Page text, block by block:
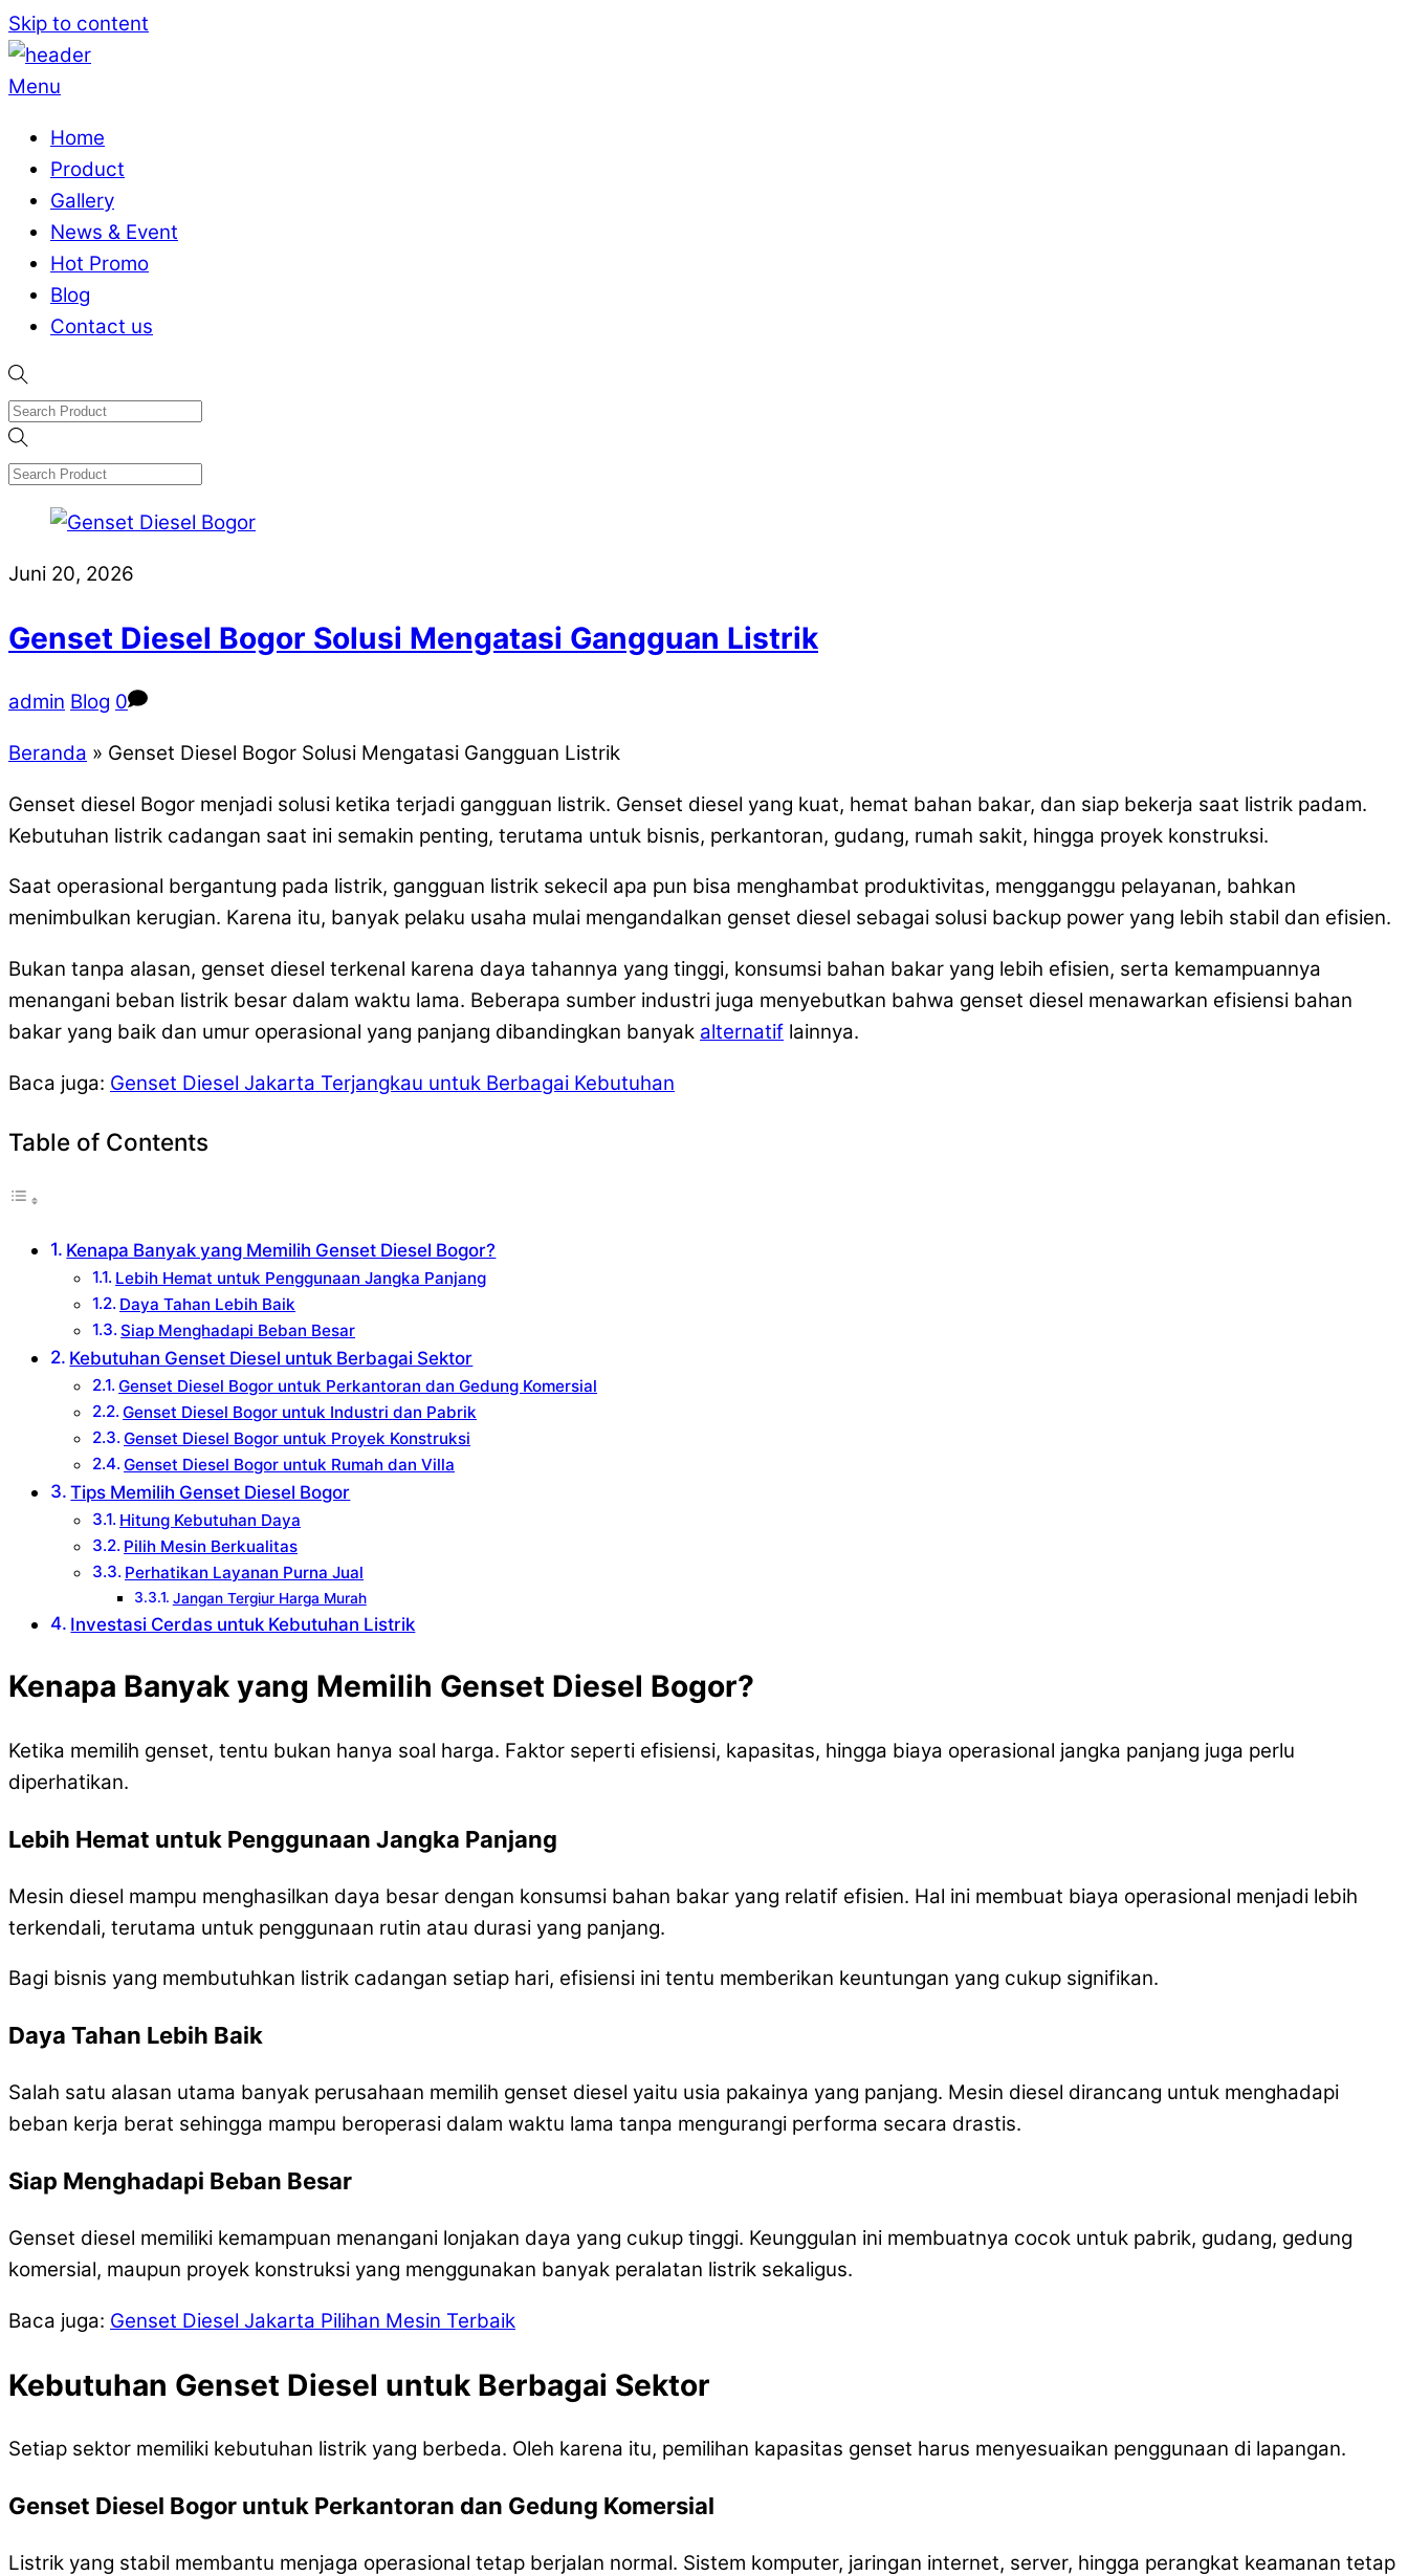
Skip to content
Menu
Home
Product
Gallery
News & Event
Hot Promo
Blog
Contact us
Juni 20, 2026
Genset Diesel Bogor Solusi Mengatasi Gangguan Listrik
admin Blog 0
Beranda » Genset Diesel Bogor Solusi Mengatasi Gangguan Listrik
Genset diesel Bogor menjadi solusi ketika terjadi gangguan listrik. Genset diesel yang kuat, hemat bahan bakar, dan siap bekerja saat listrik padam.
Kebutuhan listrik cadangan saat ini semakin penting, terutama untuk bisnis, perkantoran, gudang, rumah sakit, hingga proyek konstruksi.
Saat operasional bergantung pada listrik, gangguan listrik sekecil apa pun bisa menghambat produktivitas, mengganggu pelayanan, bahkan
menimbulkan kerugian. Karena itu, banyak pelaku usaha mulai mengandalkan genset diesel sebagai solusi backup power yang lebih stabil dan efisien.
Bukan tanpa alasan, genset diesel terkenal karena daya tahannya yang tinggi, konsumsi bahan bakar yang lebih efisien, serta kemampuannya
menangani beban listrik besar dalam waktu lama. Beberapa sumber industri juga menyebutkan bahwa genset diesel menawarkan efisiensi bahan
bakar yang baik dan umur operasional yang panjang dibandingkan banyak alternatif lainnya.
Baca juga: Genset Diesel Jakarta Terjangkau untuk Berbagai Kebutuhan
Table of Contents
Kenapa Banyak yang Memilih Genset Diesel Bogor?
Lebih Hemat untuk Penggunaan Jangka Panjang
Daya Tahan Lebih Baik
Siap Menghadapi Beban Besar
Kebutuhan Genset Diesel untuk Berbagai Sektor
Genset Diesel Bogor untuk Perkantoran dan Gedung Komersial
Genset Diesel Bogor untuk Industri dan Pabrik
Genset Diesel Bogor untuk Proyek Konstruksi
Genset Diesel Bogor untuk Rumah dan Villa
Tips Memilih Genset Diesel Bogor
Hitung Kebutuhan Daya
Pilih Mesin Berkualitas
Perhatikan Layanan Purna Jual
Jangan Tergiur Harga Murah
Investasi Cerdas untuk Kebutuhan Listrik
Kenapa Banyak yang Memilih Genset Diesel Bogor?
Ketika memilih genset, tentu bukan hanya soal harga. Faktor seperti efisiensi, kapasitas, hingga biaya operasional jangka panjang juga perlu
diperhatikan.
Lebih Hemat untuk Penggunaan Jangka Panjang
Mesin diesel mampu menghasilkan daya besar dengan konsumsi bahan bakar yang relatif efisien. Hal ini membuat biaya operasional menjadi lebih
terkendali, terutama untuk penggunaan rutin atau durasi yang panjang.
Bagi bisnis yang membutuhkan listrik cadangan setiap hari, efisiensi ini tentu memberikan keuntungan yang cukup signifikan.
Daya Tahan Lebih Baik
Salah satu alasan utama banyak perusahaan memilih genset diesel yaitu usia pakainya yang panjang. Mesin diesel dirancang untuk menghadapi
beban kerja berat sehingga mampu beroperasi dalam waktu lama tanpa mengurangi performa secara drastis.
Siap Menghadapi Beban Besar
Genset diesel memiliki kemampuan menangani lonjakan daya yang cukup tinggi. Keunggulan ini membuatnya cocok untuk pabrik, gudang, gedung
komersial, maupun proyek konstruksi yang menggunakan banyak peralatan listrik sekaligus.
Baca juga: Genset Diesel Jakarta Pilihan Mesin Terbaik
Kebutuhan Genset Diesel untuk Berbagai Sektor
Setiap sektor memiliki kebutuhan listrik yang berbeda. Oleh karena itu, pemilihan kapasitas genset harus menyesuaikan penggunaan di lapangan.
Genset Diesel Bogor untuk Perkantoran dan Gedung Komersial
Listrik yang stabil membantu menjaga operasional tetap berjalan normal. Sistem komputer, jaringan internet, server, hingga perangkat keamanan tetap